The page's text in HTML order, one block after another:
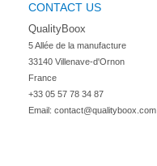
CONTACT US
QualityBoox
5 Allée de la manufacture
33140 Villenave-d'Ornon
France
+33 05 57 78 34 87
Email: contact@qualityboox.com